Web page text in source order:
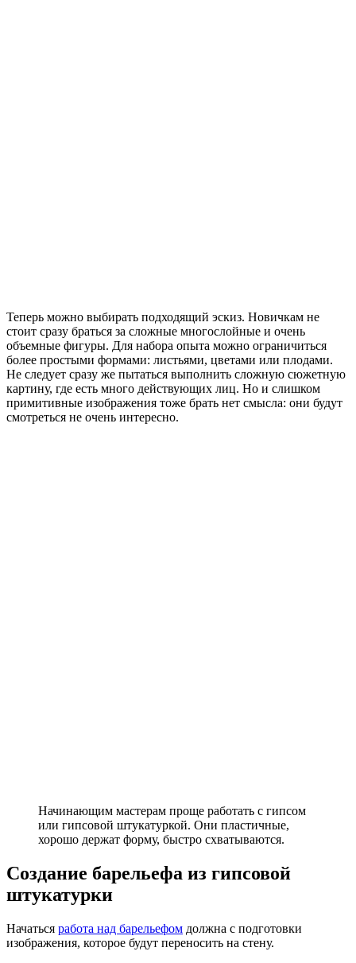
Теперь можно выбирать подходящий эскиз. Новичкам не
стоит сразу браться за сложные многослойные и очень
объемные фигуры. Для набора опыта можно ограничиться
более простыми формами: листьями, цветами или плодами.
Не следует сразу же пытаться выполнить сложную сюжетную
картину, где есть много действующих лиц. Но и слишком
примитивные изображения тоже брать нет смысла: они будут
смотреться не очень интересно.
Начинающим мастерам проще работать с гипсом
или гипсовой штукатуркой. Они пластичные,
хорошо держат форму, быстро схватываются.
Создание барельефа из гипсовой
штукатурки
Начаться работа над барельефом должна с подготовки
изображения, которое будут переносить на стену.